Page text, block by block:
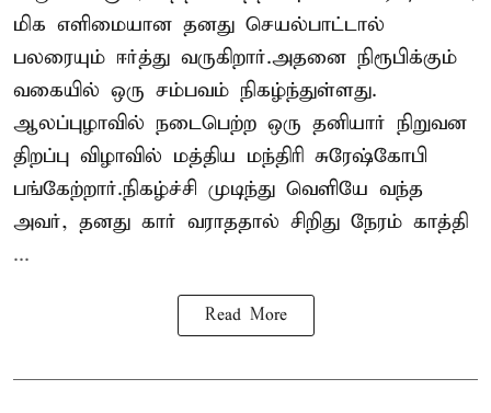
மிக எளிமையான தனது செயல்பாட்டால்
பலரையும் ஈர்த்து வருகிறார்.அதனை நிரூபிக்கும்
வகையில் ஒரு சம்பவம் நிகழ்ந்துள்ளது.
ஆலப்புழாவில் நடைபெற்ற ஒரு தனியார் நிறுவன
திறப்பு விழாவில் மத்திய மந்திரி சுரேஷ்கோபி
பங்கேற்றார்.நிகழ்ச்சி முடிந்து வெளியே வந்த
அவர், தனது கார் வராததால் சிறிது நேரம் காத்தி
...
Read More